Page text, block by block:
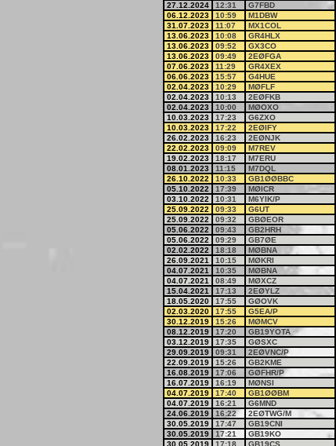
27.12.2024
12:31 G7FBD
06.12.2023
10:59 M1DBW
31.07.2023
11:07 MX1COL
13.06.2023
10:08 GR4HLX
13.06.2023
09:52 GX3CO
13.06.2023
09:49 2EØFGA
07.06.2023
11:29 GR4XEX
06.06.2023
15:57 G4HUE
02.04.2023
10:29 MØFLF
02.04.2023
10:13 2EØFKB
02.04.2023
10:00 MØOXO
10.03.2023
17:23 G6ZXO
10.03.2023
17:22 2EØIFY
26.02.2023
16:23 2EØNJK
22.02.2023
09:09 M7REV
19.02.2023
18:17 M7ERU
08.01.2023
11:15 M7DQL
26.10.2022
10:33 GB1ØØBBC
05.10.2022
17:39 MØICR
03.10.2022
10:31 M6YIK/P
25.09.2022
09:33 G6UT
25.09.2022
09:32 GBØEOR
05.06.2022
09:43 GB2HRH
05.06.2022
09:29 GB7ØE
02.02.2022
18:18 MØBNA
26.09.2021
10:15 MØKRI
04.07.2021
10:35 MØBNA
04.07.2021
08:49 MØXCZ
15.04.2021
17:13 2EØYLZ
18.05.2020
17:55 GØOVK
02.03.2020
17:55 G5EA/P
30.12.2019
15:26 MØMCV
08.12.2019
17:20 GB19YOTA
03.12.2019
17:35 GØSXC
29.09.2019
09:31 2EØVNC/P
22.09.2019
15:26 GB2KME
16.08.2019
17:06 GØFHR/P
16.07.2019
16:19 MØNSI
04.07.2019
17:40 GB1ØØBM
04.07.2019
16:21 G6MND
24.06.2019
16:22 2EØTWG/M
30.05.2019
17:47 GB19CNI
30.05.2019
17:21 GB19KO
30.05.2019
17:18 GB19CS